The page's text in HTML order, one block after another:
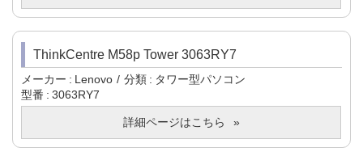
ThinkCentre M58p Tower 3063RY7
メーカー Lenovo 分類
タワー型パソコン
型番
3063RY7
詳細ページはこちら